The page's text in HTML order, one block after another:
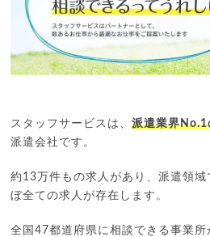
スタッフサービスは、派遣業界No.1
派遣会社です。
約13万件もの求人があり、派遣領域
ぼ全ての求人が存在します。
全国47都道府県に相談できる事業